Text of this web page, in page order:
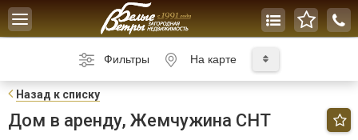
Toggle
navigation
Фильтры На карте
Назад к списку
Дом в аренду, Жемчужина СНТ